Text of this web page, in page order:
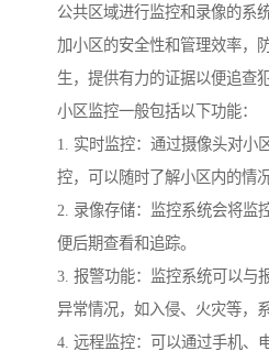
公共区域进行监控和录像的系
加小区的安全性和管理效率，
生，提供有力的证据以便追查
小区监控一般包括以下功能：
1. 实时监控：通过摄像头对小
控，可以随时了解小区内的情况
2. 录像存储：监控系统会将监
便后期查看和追踪。
3. 报警功能：监控系统可以与
异常情况，如入侵、火灾等，
4. 远程监控：可以通过手机、